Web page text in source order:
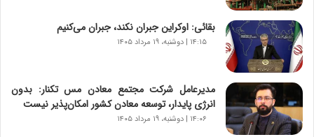
ن
ا
م
ه
ج
د
ا
بقائی: اوکراین جبران نکند، جبران می‌کنیم
۱۴:۱۵ | دوشنبه، ۱۹ مرداد ۱۴۰۵
مدیرعامل شرکت مجتمع معادن مس تکنار: بدون
انرژی پایدار، توسعه معادن کشور امکان‌پذیر نیست
۱۴:۰۶ | دوشنبه، ۱۹ مرداد ۱۴۰۵